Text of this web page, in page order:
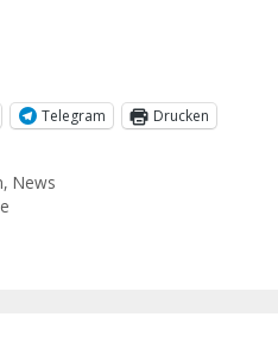
Telegram Drucken
,News